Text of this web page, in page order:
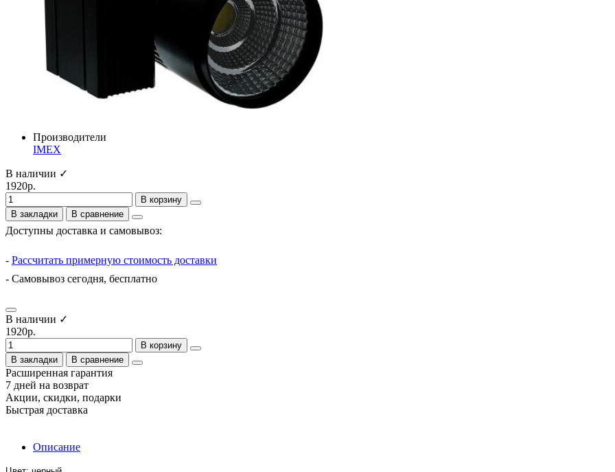
Производители
IMEX
В наличии ✓
1920р.
В корзину
В закладки
В сравнение
Доступны доставка и самовывоз:
- Рассчитать примерную стоимость доставки
- Самовывоз сегодня, бесплатно
В наличии ✓
1920р.
В корзину
В закладки
В сравнение
Расширенная гарантия
7 дней на возврат
Акции, скидки, подарки
Быстрая доставка
Описание